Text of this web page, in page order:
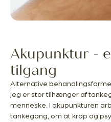
Akupunktur -
tilgang
Alternative
jeg er stor tilhænger af
menneske. I akupunkturen
tankegang, om at krop og